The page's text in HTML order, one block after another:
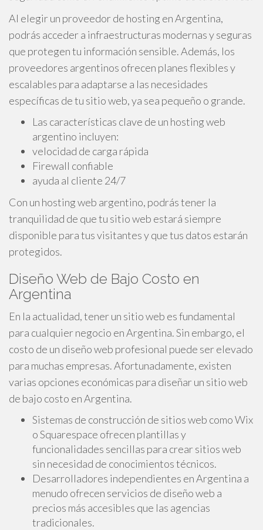
Al elegir un proveedor de hosting en Argentina,
podrás acceder a infraestructuras modernas y seguras
que protegen tu información sensible. Además, los
proveedores argentinos ofrecen planes flexibles y
escalables para adaptarse a las necesidades
específicas de tu sitio web, ya sea pequeño o grande.
Las características clave de un hosting web
argentino incluyen:
velocidad de carga rápida
Firewall confiable
ayuda al cliente 24/7
Con un hosting web argentino, podrás tener la
tranquilidad de que tu sitio web estará siempre
disponible para tus visitantes y que tus datos estarán
protegidos.
Diseño Web de Bajo Costo en
Argentina
En la actualidad, tener un sitio web es fundamental
para cualquier negocio en Argentina. Sin embargo, el
costo de un diseño web profesional puede ser elevado
para muchas empresas. Afortunadamente, existen
varias opciones económicas para diseñar un sitio web
de bajo costo en Argentina.
Sistemas de construcción de sitios web como Wix
o Squarespace ofrecen plantillas y
funcionalidades sencillas para crear sitios web
sin necesidad de conocimientos técnicos.
Desarrolladores independientes en Argentina a
menudo ofrecen servicios de diseño web a
precios más accesibles que las agencias
tradicionales.